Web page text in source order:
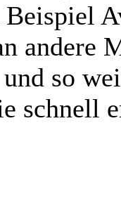
andere
so
schnell